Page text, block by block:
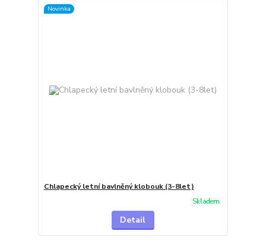
Novinka
Chlapecký letní bavlněný klobouk (3-8let)
Skladem
Detail